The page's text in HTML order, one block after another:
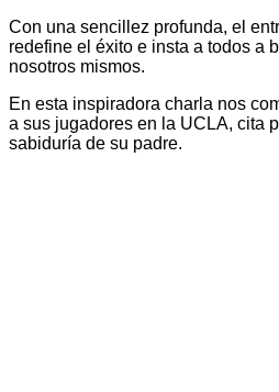
Con una sencillez profunda, el
redefine el éxito e insta a todos a
nosotros mismos.
En esta inspiradora charla nos
a sus jugadores en la UCLA, cita
sabiduría de su padre.